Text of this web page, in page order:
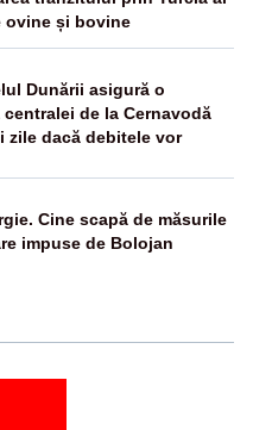
ovine și bovine
Dunării asigură o
de la Cernavodă
zile dacă debitele vor
Cine scapă de măsurile
impuse de Bolojan